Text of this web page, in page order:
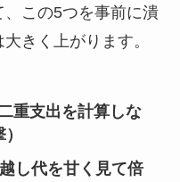
この5つを事前に潰
きく上がります。
重支出を計算しな
し代を甘く見て倍